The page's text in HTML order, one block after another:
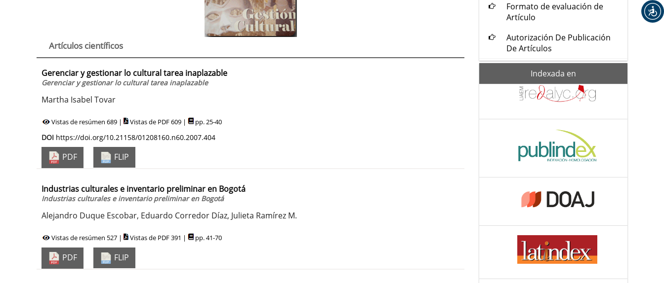
Artículos científicos
Gerenciar y gestionar lo cultural tarea inaplazable
Gerenciar y gestionar lo cultural tarea inaplazable
Martha Isabel Tovar
Vistas de resúmen 689 | Vistas de PDF 609 | pp. 25-40
DOI https://doi.org/10.21158/01208160.n60.2007.404
PDF FLIP
Industrias culturales e inventario preliminar en Bogotá
Industrias culturales e inventario preliminar en Bogotá
Alejandro Duque Escobar, Eduardo Corredor Díaz, Julieta Ramírez M.
Vistas de resúmen 527 | Vistas de PDF 391 | pp. 41-70
PDF FLIP
Formato de evaluación de
Artículo
Autorización De Publicación
De Artículos
Indexada en